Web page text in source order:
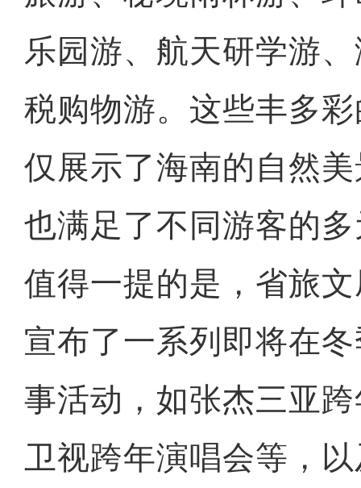
乐园游、航天研学游
税购物游。这些丰多
仅展示了海南的自然
也满足了不同游客的
值得一提的是，省旅
宣布了一系列即将在
事活动，如张杰三亚
卫视跨年演唱会等，